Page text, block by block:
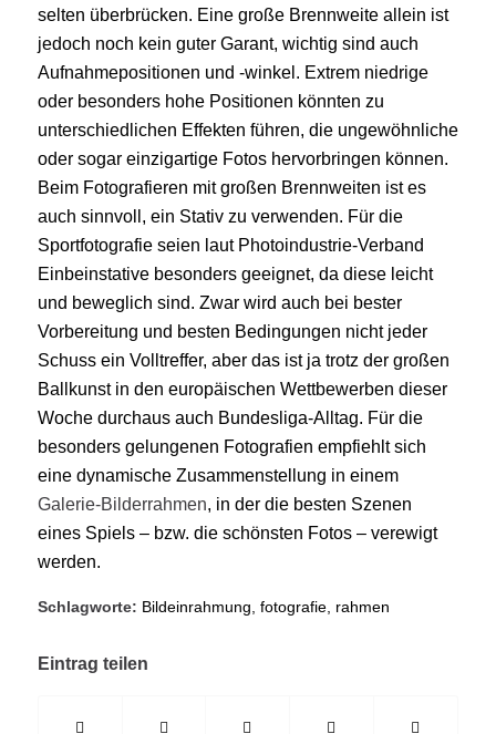
selten überbrücken. Eine große Brennweite allein ist
jedoch noch kein guter Garant, wichtig sind auch
Aufnahmepositionen und -winkel. Extrem niedrige
oder besonders hohe Positionen könnten zu
unterschiedlichen Effekten führen, die ungewöhnliche
oder sogar einzigartige Fotos hervorbringen können.
Beim Fotografieren mit großen Brennweiten ist es
auch sinnvoll, ein Stativ zu verwenden. Für die
Sportfotografie seien laut Photoindustrie-Verband
Einbeinstative besonders geeignet, da diese leicht
und beweglich sind. Zwar wird auch bei bester
Vorbereitung und besten Bedingungen nicht jeder
Schuss ein Volltreffer, aber das ist ja trotz der großen
Ballkunst in den europäischen Wettbewerben dieser
Woche durchaus auch Bundesliga-Alltag. Für die
besonders gelungenen Fotografien empfiehlt sich
eine dynamische Zusammenstellung in einem
Galerie-Bilderrahmen, in der die besten Szenen
eines Spiels – bzw. die schönsten Fotos – verewigt
werden.
Schlagworte: Bildeinrahmung fotografie, rahmen
Eintrag teilen